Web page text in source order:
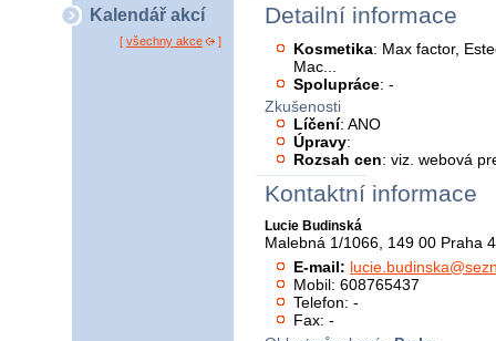
Kalendář akcí
[ všechny akce ]
Detailní informace
Kosmetika: Max factor,
Mac...
Spolupráce: -
Zkušenosti
Líčení: ANO
Úpravy:
Rozsah cen: viz. webová
Kontaktní informace
Lucie Budinská
Malebná 1/1066, 149 00 Praha
E-mail:
Mobil: 608765437
Telefon: -
Fax: -